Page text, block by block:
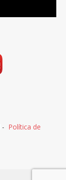
- Política de